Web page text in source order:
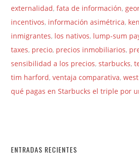
externalidad,fata de información,
incentivos, información asimétrica,
inmigrantes, los nativos, lump-sum
taxes, precio, precios inmobiliarios,
sensibilidad a los precios,starbucks,
tim harford,ventaja comparativa,
qué pagas en Starbucks el triple por
ENTRADAS RECIENTES